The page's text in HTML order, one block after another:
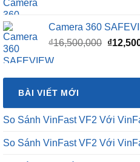
Camera 360
₫16,500,000 Giá
₫
BÀI VIẾT MỚI
So Sánh VinFast VF2 Với
So Sánh VinFast VF2 Với